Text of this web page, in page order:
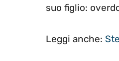
suo figlio:
Leggi anche: